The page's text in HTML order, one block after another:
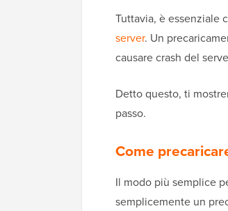
Tuttavia, è essenziale
server. Un
causare crash del
Detto questo, ti
passo.
Come
Il modo più semplice
semplicemente un